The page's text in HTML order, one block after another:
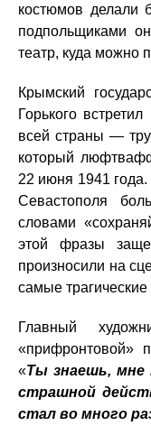
костюмов делали
подпольщиками
театр, куда можно
Крымский
Горького
всей страны —
который
22 июня 1941
Севастополя
словами
этой фразы
произносили на
самые
Главный
«прифронтовой»
«Ты знаешь, мне
страшной
стал во много